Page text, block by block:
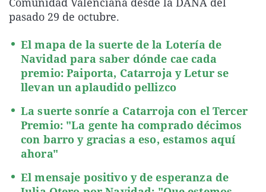
La rosa de los vientos
Como el perro y el
Caso
Equipo de
Operación Viuda
Extremadura
La Rioja
Navarra
País Vasco
Virales
Elecciones
pasado 29 de octubre.
El mapa de la suerte de la Lotería de
Navidad para saber dónde cae cada
premio: Paiporta, Catarroja y Letur se
llevan un aplaudido pellizco
La suerte sonríe a Catarroja con el Tercer
Premio: "La gente ha comprado décimos
con barro y gracias a eso, estamos aquí
ahora"
El mensaje positivo y de esperanza de